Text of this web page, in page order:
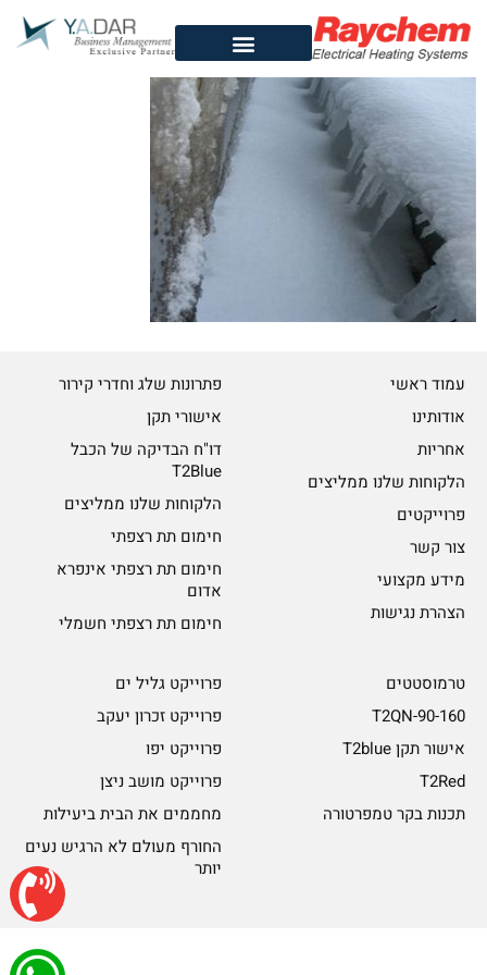
עמוד ראשי
אודותינו
אחריות
הלקוחות שלנו ממליצים
פרוייקטים
צור קשר
מידע מקצועי
הצהרת נגישות
פתרונות שלג וחדרי קירור
אישורי תקן
דו"ח הבדיקה של הכבל
T2Blue
הלקוחות שלנו ממליצים
חימום תת רצפתי
חימום תת רצפתי אינפרא
אדום
חימום תת רצפתי חשמלי
טרמוסטטים
T2QN-90-160
אישור תקן T2blue
T2Red
תכנות בקר טמפרטורה
פרוייקט גליל ים
פרוייקט זכרון יעקב
פרוייקט יפו
פרוייקט מושב ניצן
מחממים את הבית ביעילות
החורף מעולם לא הרגיש נעים
יותר